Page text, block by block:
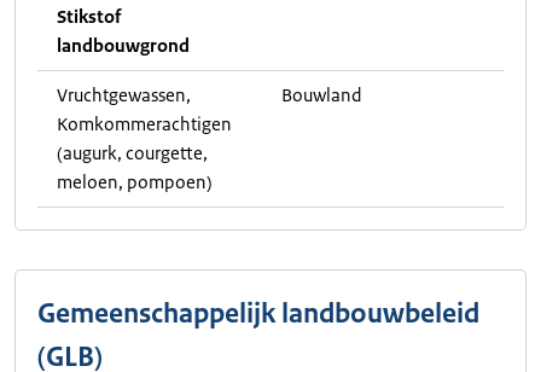
Stikstof
landbouwgrond
Vruchtgewassen,
Komkommerachtigen
(augurk, courgette,
meloen, pompoen)
Bouwland
Gemeenschappelijk landbouwbeleid
(GLB)